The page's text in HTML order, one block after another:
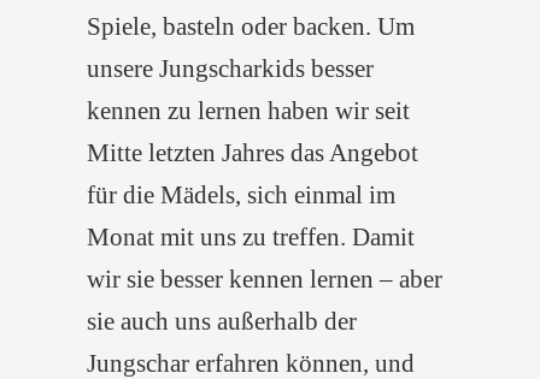
Spiele, basteln oder backen. Um
unsere Jungscharkids besser
kennen zu lernen haben wir seit
Mitte letzten Jahres das Angebot
für die Mädels, sich einmal im
Monat mit uns zu treffen. Damit
wir sie besser kennen lernen – aber
sie auch uns außerhalb der
Jungschar erfahren können, und